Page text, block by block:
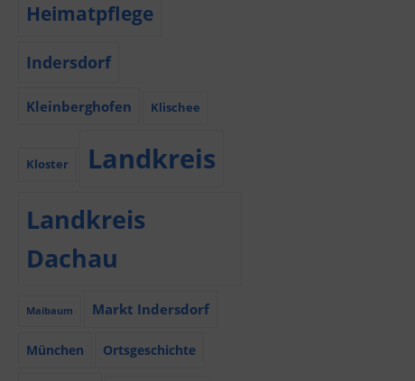
Heimatpflege
Indersdorf
Kleinberghofen Klischee
Kloster Landkreis
Landkreis
Dachau
Maibaum Markt Indersdorf
München Ortsgeschichte